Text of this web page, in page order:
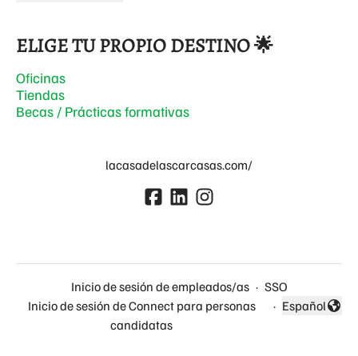
ELIGE TU PROPIO DESTINO 🌟
Oficinas
Tiendas
Becas / Prácticas formativas
lacasadelascarcasas.com/
Inicio de sesión de empleados/as · SSO
Inicio de sesión de Connect para personas
candidatas
·
Cambiar
Español